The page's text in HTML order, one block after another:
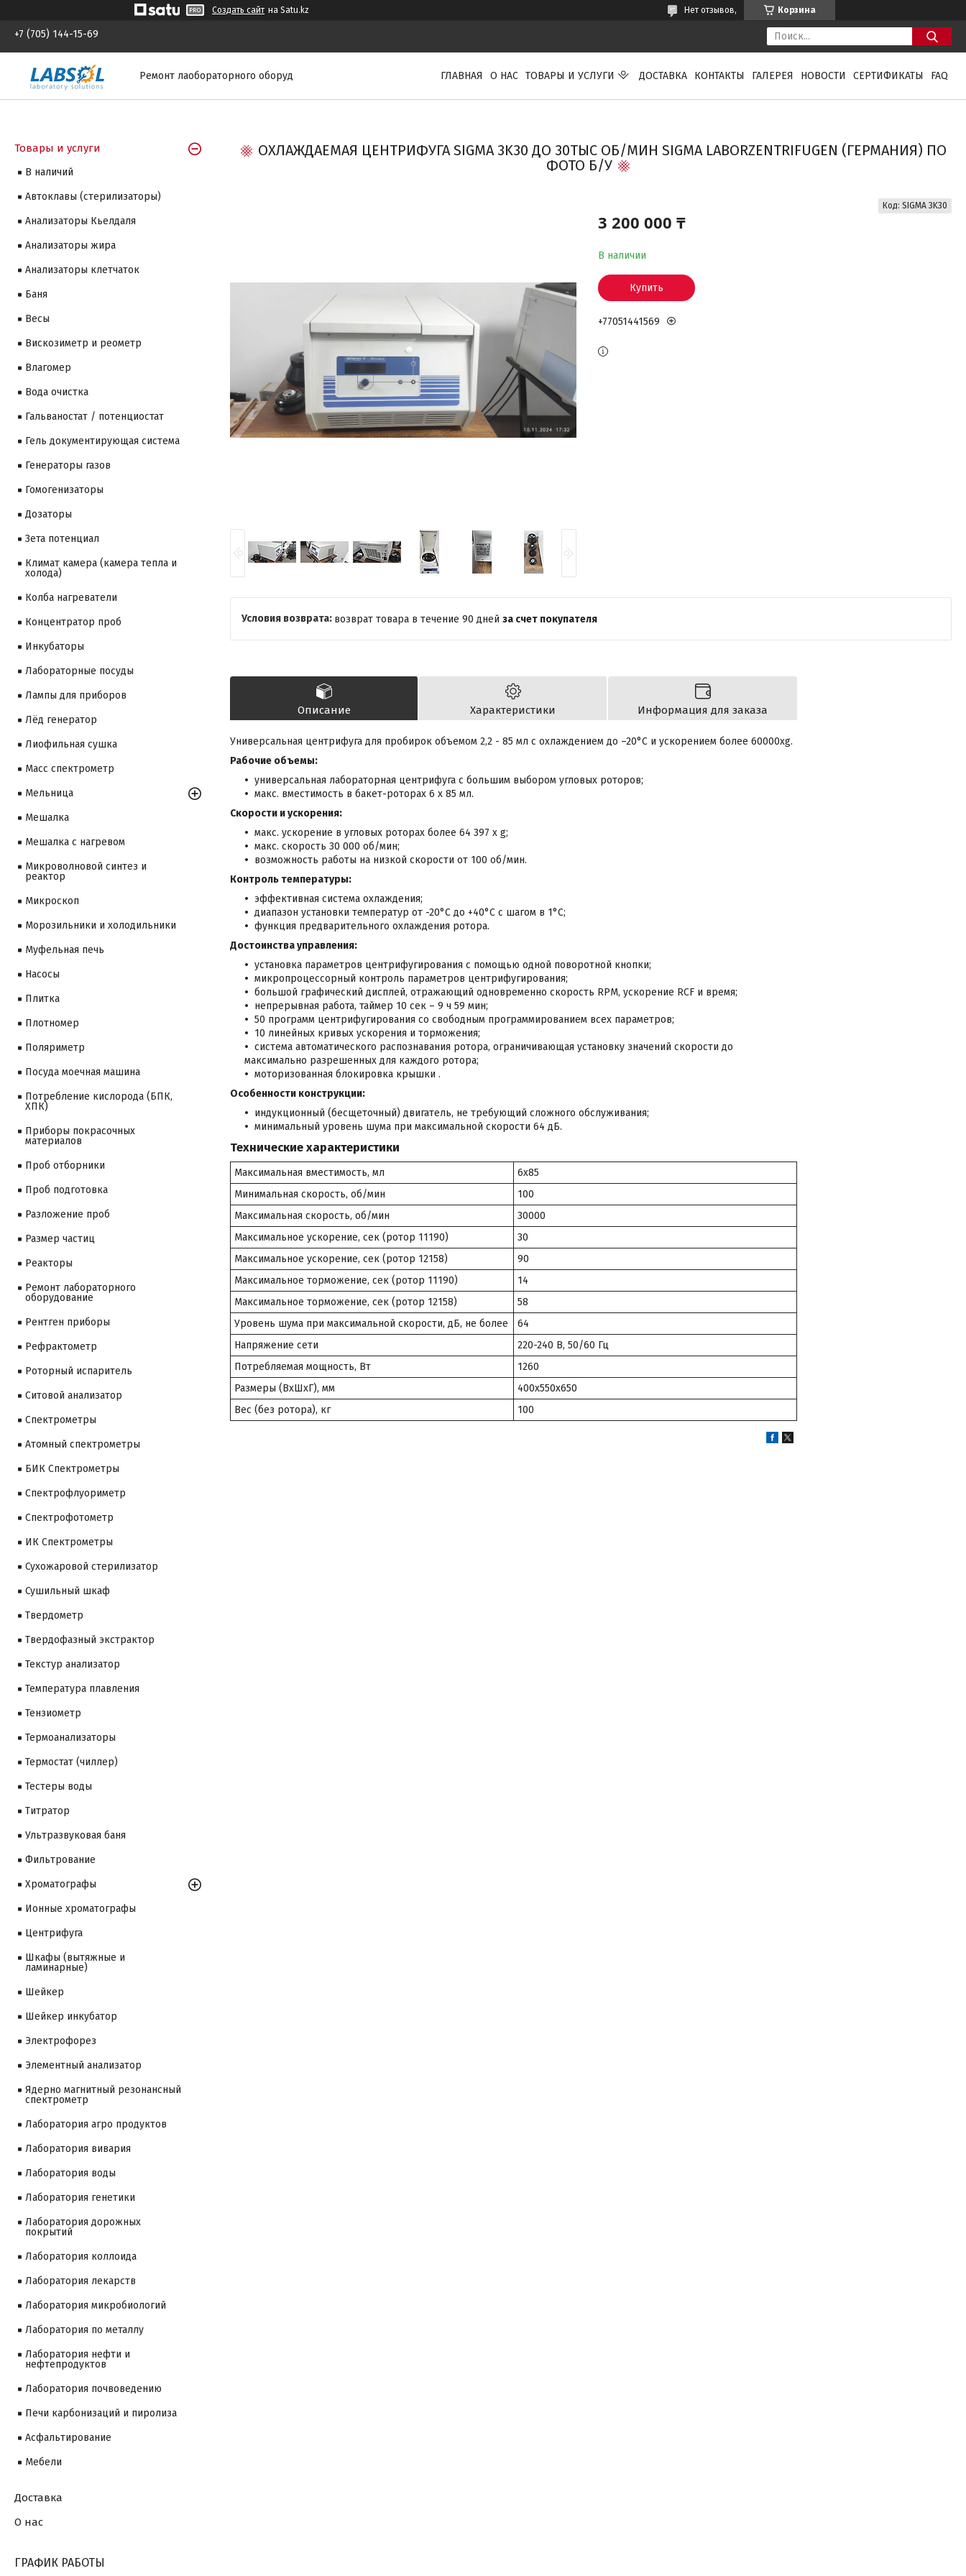
Создать сайт на Satu.kz Корзина
Нет отзывов,
+7 (705) 144-15-69
Ремонт лаобораторного оборуд ГЛАВНАЯ О НАС ТОВАРЫ И УСЛУГИ ДОСТАВКА КОНТАКТЫ ГАЛЕРЕЯ НОВОСТИ СЕРТИФИКАТЫ FAQ
ОХЛАЖДАЕМАЯ ЦЕНТРИФУГА SIGMA 3K30 ДО 30ТЫС ОБ/МИН SIGMA LABORZENTRIFUGEN (ГЕРМАНИЯ) ПО
ФОТО Б/У
3 200 000 ₸
В наличии
Код: SIGMA 3K30
Купить
+77051441569
возврат товара в течение 90 дней за счет покупателя
Описание Характеристики Информация для заказа
Универсальная центрифуга для пробирок объемом 2,2 - 85 мл с охлаждением до –20°C и ускорением более 60000хg.
Рабочие объемы:
универсальная лабораторная центрифуга с большим выбором угловых роторов;
макс. вместимость в бакет-роторах 6 x 85 мл.
Скорости и ускорения:
макс. ускорение в угловых роторах более 64 397 x g;
макс. скорость 30 000 об/мин;
возможность работы на низкой скорости от 100 об/мин.
Контроль температуры:
эффективная система охлаждения;
диапазон установки температур от -20°С до +40°С с шагом в 1°С;
функция предварительного охлаждения ротора.
Достоинства управления:
установка параметров центрифугирования с помощью одной поворотной кнопки;
микропроцессорный контроль параметров центрифугирования;
большой графический дисплей, отражающий одновременно скорость RPM, ускорение RCF и время;
непрерывная работа, таймер 10 сек – 9 ч 59 мин;
50 программ центрифугирования со свободным программированием всех параметров;
10 линейных кривых ускорения и торможения;
система автоматического распознавания ротора, ограничивающая установку значений скорости до
максимально разрешенных для каждого ротора;
моторизованная блокировка крышки .
Особенности конструкции:
индукционный (бесщеточный) двигатель, не требующий сложного обслуживания;
минимальный уровень шума при максимальной скорости 64 дБ.
Технические характеристики
Максимальная вместимость, мл
6x85
Минимальная скорость, об/мин
100
Максимальная скорость, об/мин
30000
Максимальное ускорение, сек (ротор 11190)
30
Максимальное ускорение, сек (ротор 12158)
90
Максимальное торможение, сек (ротор 11190)
14
Максимальное торможение, сек (ротор 12158)
58
Уровень шума при максимальной скорости, дБ, не более
64
Напряжение сети
220-240 В, 50/60 Гц
Потребляемая мощность, Вт
1260
Размеры (ВхШхГ), мм
400х550х650
Вес (без ротора), кг
100
Товары и услуги
В наличий
Автоклавы (стерилизаторы)
Анализаторы Кьелдаля
Анализаторы жира
Анализаторы клетчаток
Баня
Весы
Вискозиметр и реометр
Влагомер
Вода очистка
Гальваностат / потенциостат
Гель документирующая система
Генераторы газов
Гомогенизаторы
Дозаторы
Зета потенциал
Климат камера (камера тепла и
холода)
Колба нагреватели
Концентратор проб
Инкубаторы
Лабораторные посуды
Лампы для приборов
Лёд генератор
Лиофильная сушка
Масс спектрометр
Мельница
Мешалка
Мешалка с нагревом
Микроволновой синтез и
реактор
Микроскоп
Морозильники и холодильники
Муфельная печь
Насосы
Плитка
Плотномер
Поляриметр
Посуда моечная машина
Потребление кислорода (БПК,
ХПК)
Приборы покрасочных
материалов
Проб отборники
Проб подготовка
Разложение проб
Размер частиц
Реакторы
Ремонт лабораторного
оборудование
Рентген приборы
Рефрактометр
Роторный испаритель
Ситовой анализатор
Cпектрометры
Атомный спектрометры
БИК Спектрометры
Спектрофлуориметр
Спектрофотометр
ИК Спектрометры
Сухожаровой стерилизатор
Сушильный шкаф
Твердометр
Твердофазный экстрактор
Текстур анализатор
Температура плавления
Тензиометр
Термоанализаторы
Термостат (чиллер)
Тестеры воды
Титратор
Ультразвуковая баня
Фильтрование
Хроматографы
Ионные хроматографы
Центрифуга
Шкафы (вытяжные и
ламинарные)
Шейкер
Шейкер инкубатор
Электрофорез
Элементный анализатор
Ядерно магнитный резонансный
спектрометр
Лаборатория агро продуктов
Лаборатория вивария
Лаборатория воды
Лаборатория генетики
Лаборатория дорожных
покрытий
Лаборатория коллоида
Лаборатория лекарств
Лаборатория микробиологий
Лаборатория по металлу
Лаборатория нефти и
нефтепродуктов
Лаборатория почвоведению
Печи карбонизаций и пиролиза
Асфальтирование
Мебели
Доставка
О нас
ГРАФИК РАБОТЫ